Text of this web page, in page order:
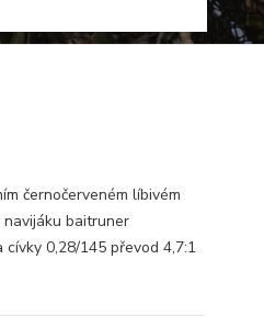
černočerveném líbivém
baitruner
0,28/145 převod 4,7:1